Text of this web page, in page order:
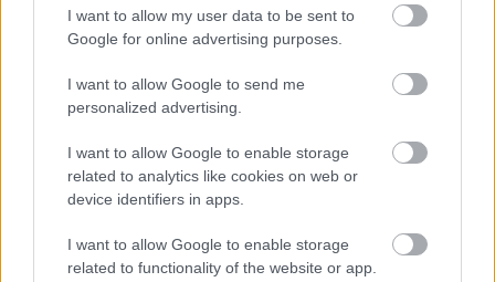
I want to allow my user data to be sent to
Google for online advertising purposes.
I want to allow Google to send me
personalized advertising.
I want to allow Google to enable storage
related to analytics like cookies on web or
device identifiers in apps.
I want to allow Google to enable storage
related to functionality of the website or app.
14 éve
@Leadfoot: telibe..:)
A harmadik képért simán lehetne kérni a Playboy
betiltását emberiség elleni bűntett miatt.
14 éve
A kacsaszájún azért kellett dolgozni azzal a
fotóbolttal rendesen.